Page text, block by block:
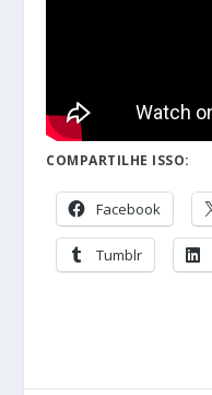
COMPARTILHE ISSO:
Facebook
Tumblr